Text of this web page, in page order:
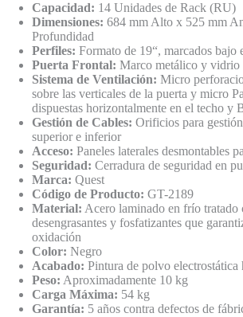
Capacidad: 14 Unidades de Rack (RU)
Dimensiones: 684 mm Alto x 525 mm
Profundidad
Perfiles: Formato de 19“, marcados
Puerta Frontal: Marco metálico y vidrio
Sistema de Ventilación: Micro
sobre las verticales de la puerta y micro
dispuestas horizontalmente en el techo y
Gestión de Cables: Orificios para
superior e inferior
Acceso: Paneles laterales desmontables
Seguridad: Cerradura de seguridad en
Marca: Quest
Código de Producto: GT-2189
Material: Acero laminado en frío tratado
desengrasantes y fosfatizantes que
oxidación
Color: Negro
Acabado: Pintura de polvo electrostática
Peso: Aproximadamente 10 kg
Carga Máxima: 54 kg
Garantía: 5 años contra defectos de